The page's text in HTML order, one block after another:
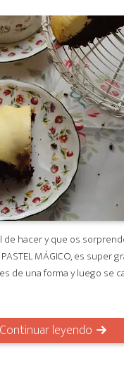
de hacer y que os
MÁGICO, es super
de una forma y luego se
Continuar leyendo